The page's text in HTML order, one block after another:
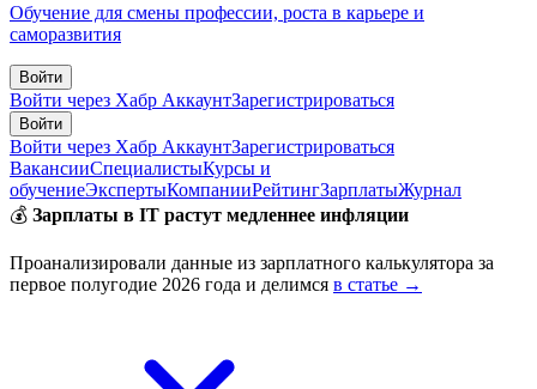
Обучение для смены профессии, роста в карьере и
саморазвития
Войти
Войти через Хабр АккаунтЗарегистрироваться
Войти
Войти через Хабр АккаунтЗарегистрироваться
ВакансииСпециалистыКурсы и
обучениеЭкспертыКомпанииРейтингЗарплатыЖурнал
💰 Зарплаты в IT растут медленнее инфляции
Проанализировали данные из зарплатного калькулятора за
первое полугодие 2026 года и делимся в статье →